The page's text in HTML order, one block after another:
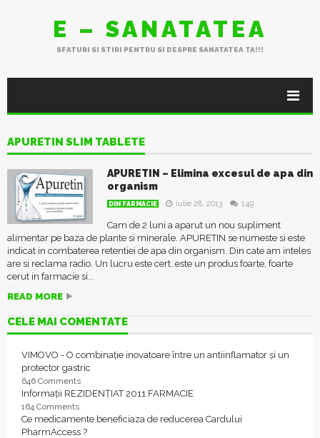
E – SANATATEA
SFATURI SI STIRI PENTRU SI DESPRE SANATATEA TA!!!
APURETIN SLIM TABLETE
APURETIN – Elimina excesul de apa din
organism
DIN FARMACIE iulie 28, 2013 149
Cam de 2 luni a aparut un nou supliment
alimentar pe baza de plante si minerale. APURETIN se numeste si este
indicat in combaterea retentiei de apa din organism. Din cate am inteles
are si reclama radio. Un lucru este cert..este un produs foarte, foarte
cerut in farmacie si...
READ MORE
CELE MAI COMENTATE
VIMOVO - O combinație inovatoare între un antiinflamator și un
protector gastric
646 Comments
Informații REZIDENȚIAT 2011 FARMACIE
164 Comments
Ce medicamente beneficiaza de reducerea Cardului
PharmAccess ?